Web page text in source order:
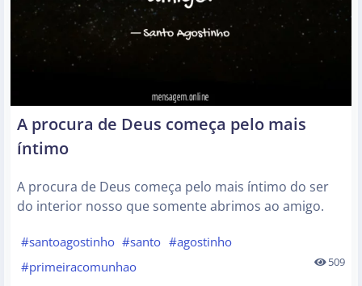
A procura de Deus começa pelo mais
íntimo
A procura de Deus começa pelo mais íntimo do ser
do interior nosso que somente abrimos ao amigo.
#santoagostinho #santo #agostinho
#primeiracomunhao
509